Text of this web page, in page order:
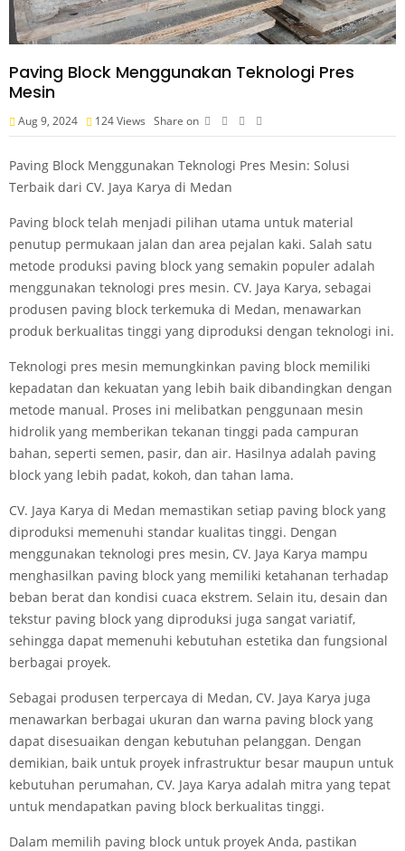
Paving Block Menggunakan Teknologi Pres
Mesin
Aug 9, 2024 124Views Share on
Paving Block Menggunakan Teknologi Pres Mesin: Solusi
Terbaik dari CV. Jaya Karya di Medan
Paving block telah menjadi pilihan utama untuk material
penutup permukaan jalan dan area pejalan kaki. Salah satu
metode produksi paving block yang semakin populer adalah
menggunakan teknologi pres mesin. CV. Jaya Karya, sebagai
produsen paving block terkemuka di Medan, menawarkan
produk berkualitas tinggi yang diproduksi dengan teknologi ini.
Teknologi pres mesin memungkinkan paving block memiliki
kepadatan dan kekuatan yang lebih baik dibandingkan dengan
metode manual. Proses ini melibatkan penggunaan mesin
hidrolik yang memberikan tekanan tinggi pada campuran
bahan, seperti semen, pasir, dan air. Hasilnya adalah paving
block yang lebih padat, kokoh, dan tahan lama.
CV. Jaya Karya di Medan memastikan setiap paving block yang
diproduksi memenuhi standar kualitas tinggi. Dengan
menggunakan teknologi pres mesin, CV. Jaya Karya mampu
menghasilkan paving block yang memiliki ketahanan terhadap
beban berat dan kondisi cuaca ekstrem. Selain itu, desain dan
tekstur paving block yang diproduksi juga sangat variatif,
sehingga dapat memenuhi kebutuhan estetika dan fungsional
berbagai proyek.
Sebagai produsen terpercaya di Medan, CV. Jaya Karya juga
menawarkan berbagai ukuran dan warna paving block yang
dapat disesuaikan dengan kebutuhan pelanggan. Dengan
demikian, baik untuk proyek infrastruktur besar maupun untuk
kebutuhan perumahan, CV. Jaya Karya adalah mitra yang tepat
untuk mendapatkan paving block berkualitas tinggi.
Dalam memilih paving block untuk proyek Anda, pastikan